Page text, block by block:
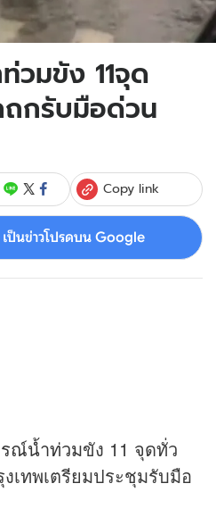
วมขัง 11จุด
ถกรับมือด่วน
Copy link
ป็นข่าวโปรดบน Google
ณ์น้ำท่วมขัง 11 จุดทั่ว
เทพเตรียมประชุมรับมือ